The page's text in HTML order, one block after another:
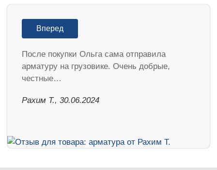
Вперед
После покупки Ольга сама отправила
арматуру на грузовике. Очень добрые,
честные…
Рахим Т., 30.06.2024